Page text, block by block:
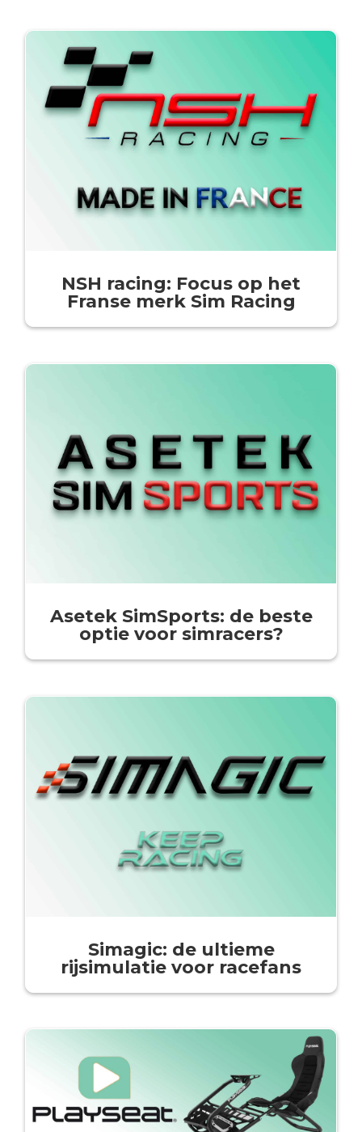
NSH racing: Focus op het
Franse merk Sim Racing
Asetek SimSports: de beste
optie voor simracers?
Simagic: de ultieme
rijsimulatie voor racefans